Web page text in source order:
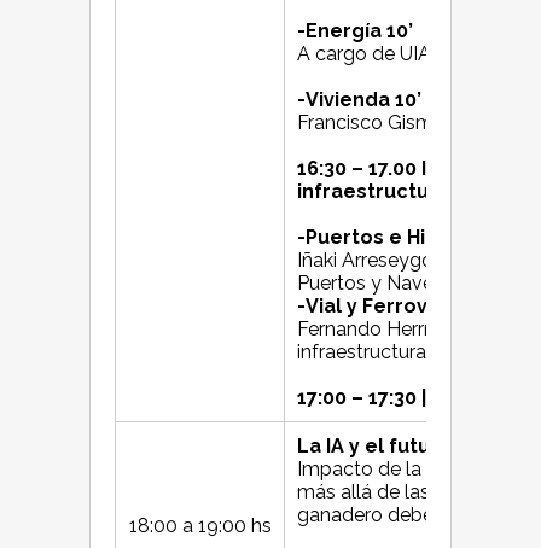
-Energía 10’
A cargo de UIA
-Vivienda 10’
Francisco Gismondi –
16:30 – 17.00
infraestructura
-Puertos e Hidrovía
Iñaki Arreseygór - Director
Puertos y Navegación
-Vial y Ferroviario
Fernando Herrmann -
infraestructura (a
17:00 – 17:30 |
18:00 a 19:00 hs
La IA y el futuro de la
Impacto de la Inteligencia
más allá de las
ganadero debe